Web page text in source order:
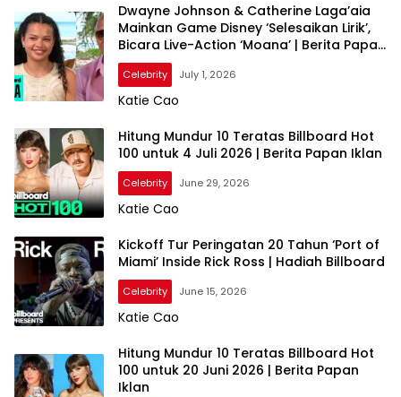
Dwayne Johnson & Catherine Laga’aia
Mainkan Game Disney ‘Selesaikan Lirik’,
Bicara Live-Action ‘Moana’ | Berita Papan
Iklan
Celebrity July 1, 2026
Katie Cao
Hitung Mundur 10 Teratas Billboard Hot
100 untuk 4 Juli 2026 | Berita Papan Iklan
Celebrity June 29, 2026
Katie Cao
Kickoff Tur Peringatan 20 Tahun ‘Port of
Miami’ Inside Rick Ross | Hadiah Billboard
Celebrity June 15, 2026
Katie Cao
Hitung Mundur 10 Teratas Billboard Hot
100 untuk 20 Juni 2026 | Berita Papan
Iklan